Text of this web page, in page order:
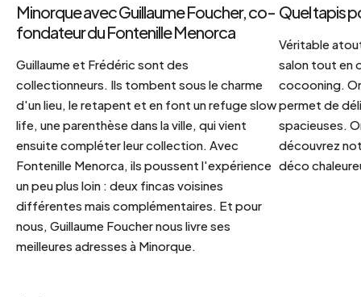
Minorque avec Guillaume Foucher, co-
fondateur du Fontenille Menorca
Guillaume et Frédéric sont des
collectionneurs. Ils tombent sous le charme
d'un lieu, le retapent et en font un refuge slow
life, une parenthèse dans la ville, qui vient
ensuite compléter leur collection. Avec
Fontenille Menorca, ils poussent l'expérience
un peu plus loin : deux fincas voisines
différentes mais complémentaires. Et pour
nous, Guillaume Foucher nous livre ses
meilleures adresses à Minorque.
Quel tapis
Véritable
salon tout en
cocooning.
permet de
spacieuses.
découvrez
déco